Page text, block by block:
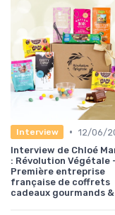
Interview • 12/06/
Interview de Chloé
: Révolution Végétale
Première entreprise
française de coffrets
cadeaux gourmands